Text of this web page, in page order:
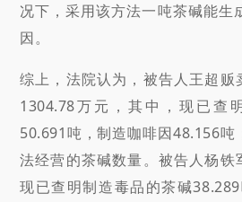
况下，采用该方法一吨茶碱能生
因。
综上，法院认为，被告人王超贩
1304.78万元，其中，现已查
50.691吨，制造咖啡因48.156吨
法经营的茶碱数量。被告人杨铁
现已查明制造毒品的茶碱